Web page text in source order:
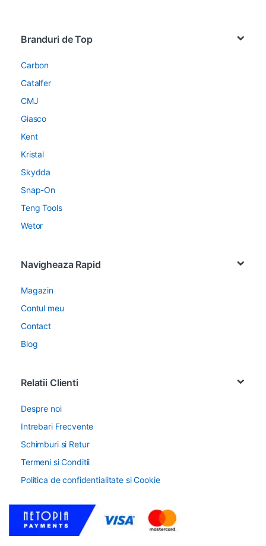
Branduri de Top
Carbon
Catalfer
CMJ
Giasco
Kent
Kristal
Skydda
Snap-On
Teng Tools
Wetor
Navigheaza Rapid
Magazin
Contul meu
Contact
Blog
Relatii Clienti
Despre noi
Intrebari Frecvente
Schimburi si Retur
Termeni si Conditii
Politica de confidentialitate si Cookie